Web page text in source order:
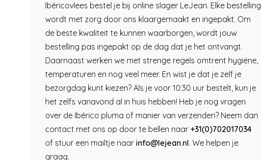
Ibéricovlees bestel je bij online slager LeJean. Elke bestelling
wordt met zorg door ons klaargemaakt en ingepakt. Om
de beste kwaliteit te kunnen waarborgen, wordt jouw
bestelling pas ingepakt op de dag dat je het ontvangt.
Daarnaast werken we met strenge regels omtrent hygiëne,
temperaturen en nog veel meer. En wist je dat je zelf je
bezorgdag kunt kiezen? Als je voor 10:30 uur bestelt, kun je
het zelfs vanavond al in huis hebben! Heb je nog vragen
over de Ibérico pluma of manier van verzenden? Neem dan
contact met ons op door te bellen naar +31(0)702017034
of stuur een mailtje naar info@lejean.nl. We helpen je
graag.